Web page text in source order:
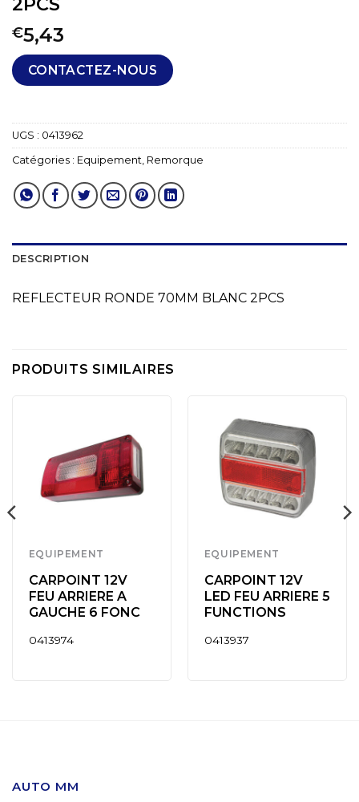
€5,43
CONTACTEZ-NOUS
UGS : 0413962
Catégories : Equipement Remorque
DESCRIPTION
REFLECTEUR RONDE 70MM BLANC 2PCS
PRODUITS SIMILAIRES
EQUIPEMENT
CARPOINT 12V
FEU ARRIERE A
GAUCHE 6 FONC
0413974
EQUIPEMENT
CARPOINT 12V
LED FEU ARRIERE 5
FUNCTIONS
0413937
AUTO MM